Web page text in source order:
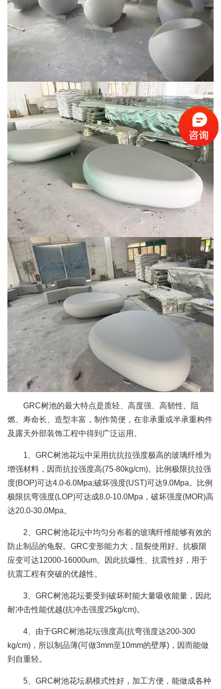
GRC树池的最大特点是质轻、高度强、高韧性、阻
燃、寿命长、造型丰富，制作简便，在非承重或半承重构件
及露天外部装饰工程中得到广泛运用。
1、GRC树池花坛中采用抗抗拉强度极高的玻璃纤维为
增强材料，因而抗拉强度高(75-80kg/cm)。比例极限抗拉强
度(BOP)可达4.0-6.0Mpa;破坏强度(UST)可达9.0Mpa。比例
极限抗弯强度(LOP)可达成8.0-10.0Mpa，破坏强度(MOR)高
达20.0-30.0Mpa。
2、GRC树池花坛中均匀分布着的玻璃纤维能够有效的
防止制品的龟裂。GRC变形能力大，阻裂使用好。抗极限
应变可达12000-16000um。因此抗爆性、抗震性好，用于
抗震工程有突破的优越性。
3、GRC树池花坛要受到破坏时能大量吸收能量，因此
耐冲击性能优越(抗冲击强度25kg/cm)。
4、由于GRC树池花坛强度高(抗弯强度达200-300
kg/cm)，所以制品薄(可做3mm至10mm的壁厚)，因而能做
到自重轻。
5、GRC树池花坛易模式性好，加工方便，能做成各种